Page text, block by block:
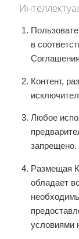
в
Контент,
Любое
запрещено.
Размещая
обладает
условиями